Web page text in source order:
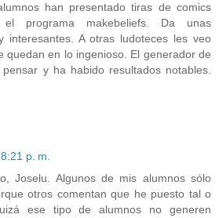
han presentado tiras de comics
el programa makebeliefs. Da unas
interesantes. A otras ludoteces les veo
quedan en lo ingenioso. El generador de
y ha habido resultados notables.
8:21 p. m.
Joselu. Algunos de mis alumnos sólo
otros comentan que he puesto tal o
ese tipo de alumnos no generen